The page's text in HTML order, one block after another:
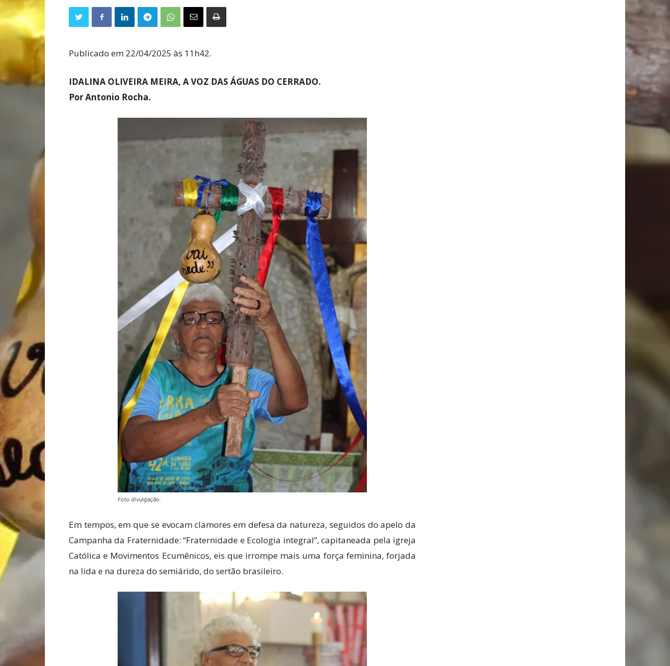
Publicado em 22/04/2025 às 11h42.
IDALINA OLIVEIRA MEIRA, A VOZ DAS ÁGUAS DO CERRADO.
Por Antonio Rocha.
Foto divulgação.
Em tempos, em que se evocam clamores em defesa da natureza, seguidos do apelo da
Campanha da Fraternidade: “Fraternidade e Ecologia integral”, capitaneada pela igreja
Católica e Movimentos Ecumênicos, eis que irrompe mais uma força feminina, forjada
na lida e na dureza do semiárido, do sertão brasileiro.